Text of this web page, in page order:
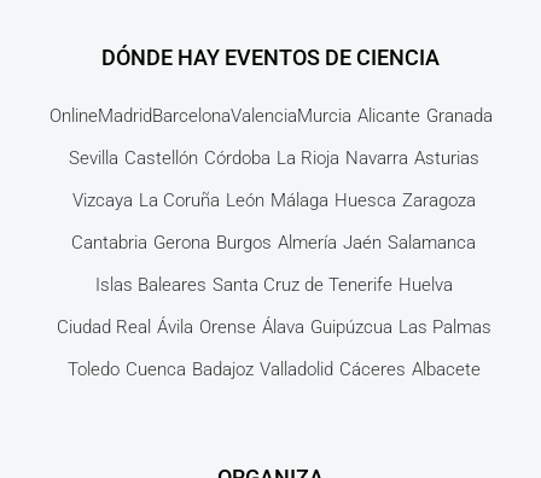
DÓNDE HAY EVENTOS DE CIENCIA
OnlineMadridBarcelonaValenciaMurcia Alicante Granada
Sevilla Castellón Córdoba La Rioja Navarra Asturias
Vizcaya La Coruña León Málaga Huesca Zaragoza
Cantabria Gerona Burgos Almería Jaén Salamanca
Islas Baleares Santa Cruz de Tenerife Huelva
Ciudad Real Ávila Orense Álava Guipúzcua Las Palmas
Toledo Cuenca Badajoz Valladolid Cáceres Albacete